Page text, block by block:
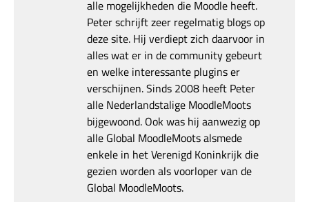
alle mogelijkheden die Moodle heeft.
Peter schrijft zeer regelmatig blogs op
deze site. Hij verdiept zich daarvoor in
alles wat er in de community gebeurt
en welke interessante plugins er
verschijnen. Sinds 2008 heeft Peter
alle Nederlandstalige MoodleMoots
bijgewoond. Ook was hij aanwezig op
alle Global MoodleMoots alsmede
enkele in het Verenigd Koninkrijk die
gezien worden als voorloper van de
Global MoodleMoots.